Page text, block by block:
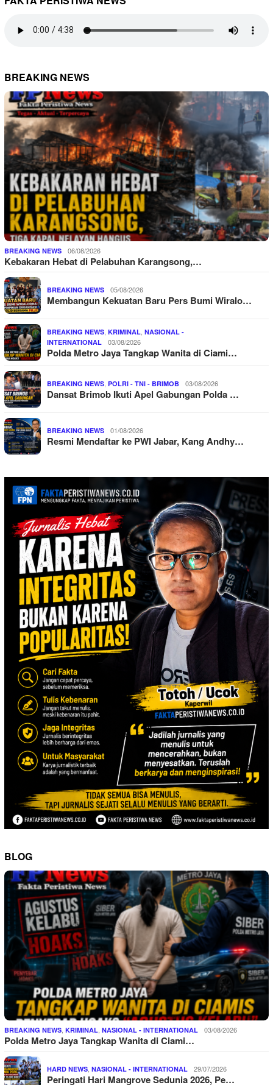
BREAKING NEWS
BREAKING NEWS 06/08/2026
Kebakaran Hebat di Pelabuhan Karangsong,…
BREAKING NEWS 05/08/2026
Membangun Kekuatan Baru Pers Bumi Wiralo…
BREAKING NEWS KRIMINAL NASIONAL -
INTERNATIONAL
03/08/2026
Polda Metro Jaya Tangkap Wanita di Ciami…
BREAKING NEWS POLRI - TNI - BRIMOB 03/08/2026
Dansat Brimob Ikuti Apel Gabungan Polda …
BREAKING NEWS 01/08/2026
Resmi Mendaftar ke PWI Jabar, Kang Andhy…
BLOG
BREAKING NEWS KRIMINAL NASIONAL - INTERNATIONAL 03/08/2026
Polda Metro Jaya Tangkap Wanita di Ciami…
HARD NEWS NASIONAL - INTERNATIONAL 29/07/2026
Peringati Hari Mangrove Sedunia 2026, Pe…